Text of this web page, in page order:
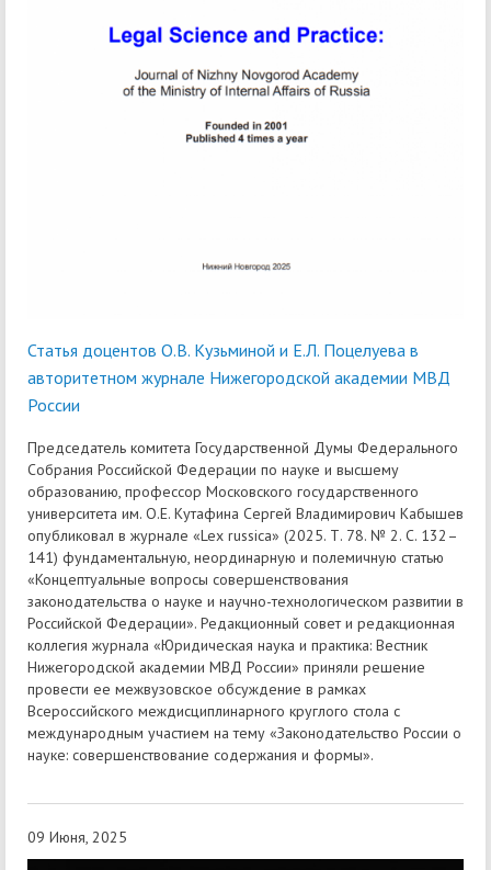
Статья доцентов О.В. Кузьминой и Е.Л. Поцелуева в
авторитетном журнале Нижегородской академии МВД
России
Председатель комитета Государственной Думы Федерального
Собрания Российской Федерации по науке и высшему
образованию, профессор Московского государственного
университета им. О.Е. Кутафина Сергей Владимирович Кабышев
опубликовал в журнале «Lex russica» (2025. Т. 78. № 2. С. 132–
141) фундаментальную, неординарную и полемичную статью
«Концептуальные вопросы совершенствования
законодательства о науке и научно-технологическом развитии в
Российской Федерации». Редакционный совет и редакционная
коллегия журнала «Юридическая наука и практика: Вестник
Нижегородской академии МВД России» приняли решение
провести ее межвузовское обсуждение в рамках
Всероссийского междисциплинарного круглого стола с
международным участием на тему «Законодательство России о
науке: совершенствование содержания и формы».
09 Июня, 2025